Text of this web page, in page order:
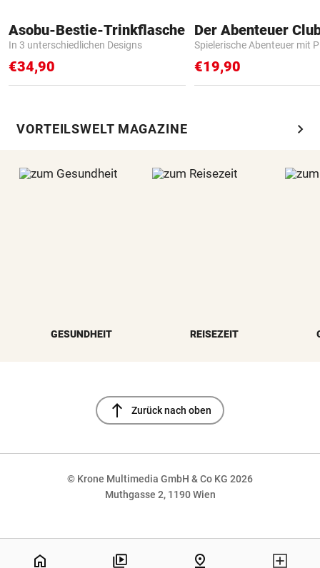
Asobu-Bestie-Trinkflasche
In 3 unterschiedlichen Designs
€34,90
Der Abenteuer
Spielerische Abenteuer mit
€19,90
VORTEILSWELT MAGAZINE chevron_right
GESUNDHEIT REISEZEIT
north Zurück nach oben
© Krone Multimedia GmbH & Co KG 2026
Muthgasse 2, 1190 Wien
home pin_drop
NaN%